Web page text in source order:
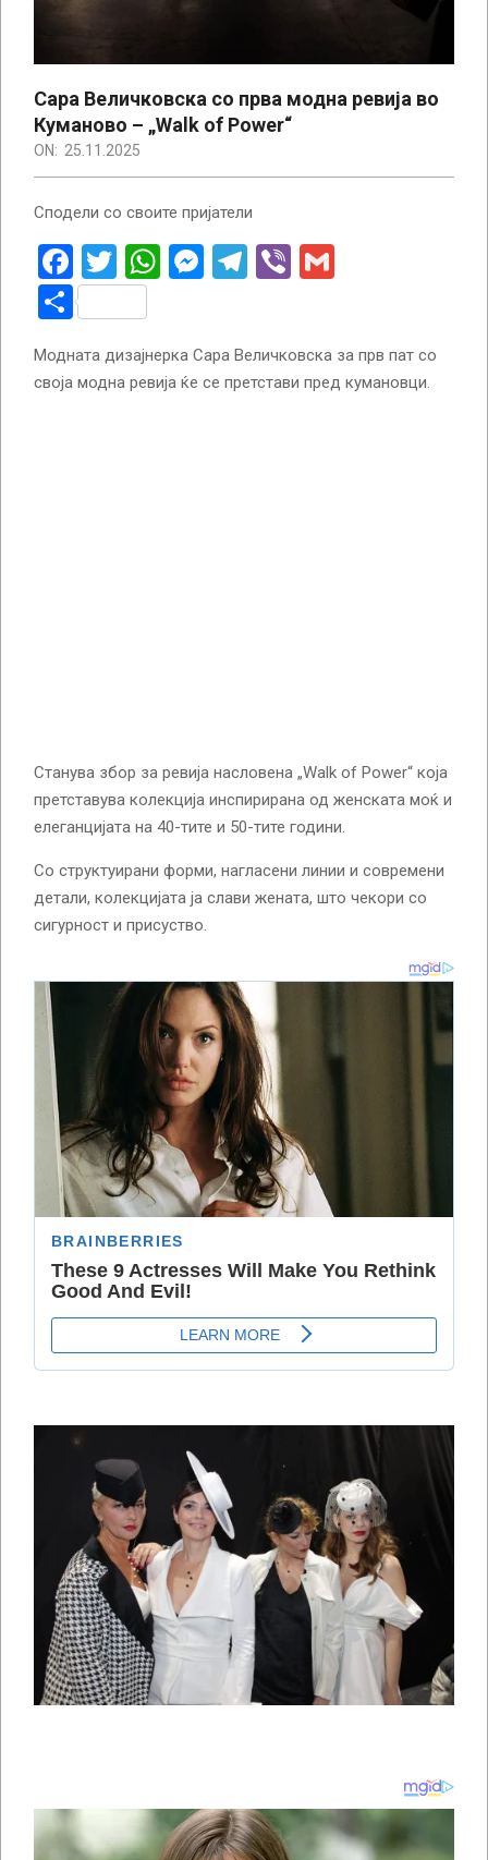
Сара Величковска со прва модна ревија во
Куманово – „Walk of Power“
ON: 25.11.2025
Сподели со своите пријатели
Facebook
Twitter
WhatsApp
Messenger
Telegram
Viber
Share
Модната дизајнерка Сара Величковска за прв пат со
своја модна ревија ќе се претстави пред кумановци.
Станува збор за ревија насловена „Walk of Power“ која
претставува колекција инспирирана од женската моќ и
елеганцијата на 40-тите и 50-тите години.
Со структуирани форми, нагласени линии и современи
детали, колекцијата ја слави жената, што чекори со
сигурност и присуство.